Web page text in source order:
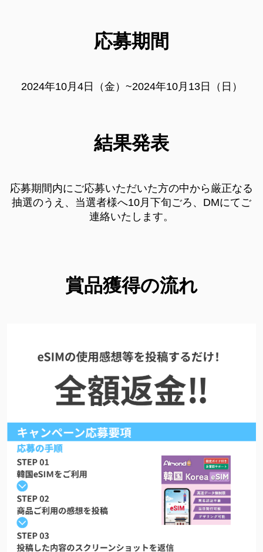
応募期間
2024年10月4日（金）~2024年10月13日（日）
結果発表
応募期間内にご応募いただいた方の中から厳正なる
抽選のうえ、当選者様へ10月下旬ごろ、DMにてご
連絡いたします。
賞品獲得の流れ